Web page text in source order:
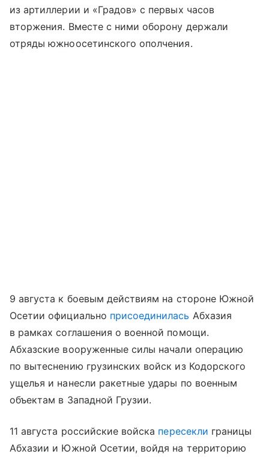
из артиллерии и «Градов» с первых часов
вторжения. Вместе с ними оборону держали
отряды южноосетинского ополчения.
9 августа к боевым действиям на стороне Южной
Осетии официально присоединилась Абхазия
в рамках соглашения о военной помощи.
Абхазские вооруженные силы начали операцию
по вытеснению грузинских войск из Кодорского
ущелья и нанесли ракетные удары по военным
объектам в Западной Грузии.
11 августа российские войска пересекли границы
Абхазии и Южной Осетии, войдя на территорию